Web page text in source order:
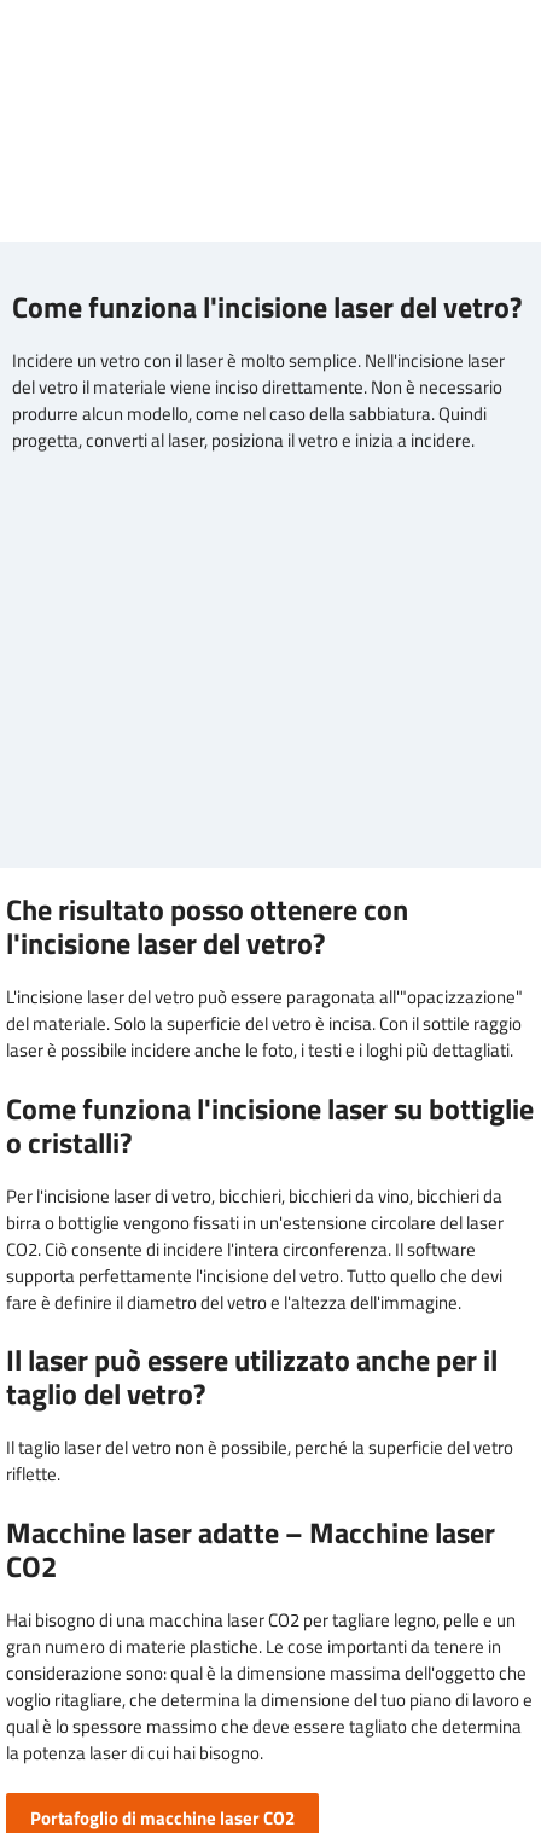
Come funziona l'incisione laser del vetro?
Incidere un vetro con il laser è molto semplice. Nell'incisione laser
del vetro il materiale viene inciso direttamente. Non è necessario
produrre alcun modello, come nel caso della sabbiatura. Quindi
progetta, converti al laser, posiziona il vetro e inizia a incidere.
Che risultato posso ottenere con
l'incisione laser del vetro?
L'incisione laser del vetro può essere paragonata all'"opacizzazione"
del materiale. Solo la superficie del vetro è incisa. Con il sottile raggio
laser è possibile incidere anche le foto, i testi e i loghi più dettagliati.
Come funziona l'incisione laser su bottiglie
o cristalli?
Per l'incisione laser di vetro, bicchieri, bicchieri da vino, bicchieri da
birra o bottiglie vengono fissati in un'estensione circolare del laser
CO2. Ciò consente di incidere l'intera circonferenza. Il software
supporta perfettamente l'incisione del vetro. Tutto quello che devi
fare è definire il diametro del vetro e l'altezza dell'immagine.
Il laser può essere utilizzato anche per il
taglio del vetro?
Il taglio laser del vetro non è possibile, perché la superficie del vetro
riflette.
Macchine laser adatte – Macchine laser
CO2
Hai bisogno di una macchina laser CO2 per tagliare legno, pelle e un
gran numero di materie plastiche. Le cose importanti da tenere in
considerazione sono: qual è la dimensione massima dell'oggetto che
voglio ritagliare, che determina la dimensione del tuo piano di lavoro e
qual è lo spessore massimo che deve essere tagliato che determina
la potenza laser di cui hai bisogno.
Portafoglio di macchine laser CO2